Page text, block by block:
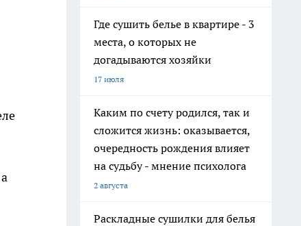
Где сушить белье в квартире - 3
места, о которых не
догадываются хозяйки
17 июля
Каким по счету родился, так и
сложится жизнь: оказывается,
очередность рождения влияет
на судьбу - мнение психолога
2 августа
Раскладные сушилки для белья